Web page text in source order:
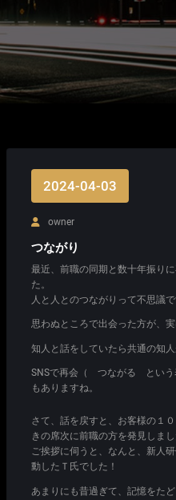
2024-04-03
owner
つながり
最近、前職の同期と数十年振り
た。
人と人とのつながりって不思議で
思わぬところで出会った方が、
知人と話をしていたら共通の知
SNSで再会（ つながる という
もありますね。
さて、話を戻すと、お客様の１
きの席次に前職の方を発見しまし
ご挨拶に伺うと、なんと、新人
動したＴ氏でした！
あまりにも昔過ぎて、記憶をた